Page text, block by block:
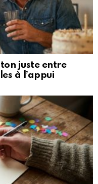
juste entre
à l’appui